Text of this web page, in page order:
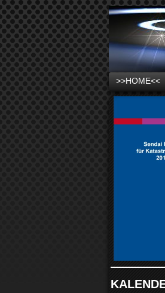
>>HOME<<